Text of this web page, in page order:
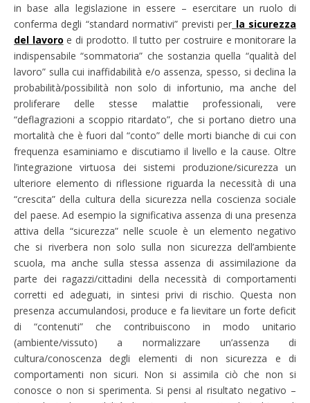
in base alla legislazione in essere – esercitare un ruolo di
conferma degli “standard normativi” previsti per la sicurezza
del lavoro e di prodotto. Il tutto per costruire e monitorare la
indispensabile “sommatoria” che sostanzia quella “qualità del
lavoro” sulla cui inaffidabilità e/o assenza, spesso, si declina la
probabilità/possibilità non solo di infortunio, ma anche del
proliferare delle stesse malattie professionali, vere
“deflagrazioni a scoppio ritardato”, che si portano dietro una
mortalità che è fuori dal “conto” delle morti bianche di cui con
frequenza esaminiamo e discutiamo il livello e la cause. Oltre
l’integrazione virtuosa dei sistemi produzione/sicurezza un
ulteriore elemento di riflessione riguarda la necessità di una
“crescita” della cultura della sicurezza nella coscienza sociale
del paese. Ad esempio la significativa assenza di una presenza
attiva della “sicurezza” nelle scuole è un elemento negativo
che si riverbera non solo sulla non sicurezza dell’ambiente
scuola, ma anche sulla stessa assenza di assimilazione da
parte dei ragazzi/cittadini della necessità di comportamenti
corretti ed adeguati, in sintesi privi di rischio. Questa non
presenza accumulandosi, produce e fa lievitare un forte deficit
di “contenuti” che contribuiscono in modo unitario
(ambiente/vissuto) a normalizzare un’assenza di
cultura/conoscenza degli elementi di non sicurezza e di
comportamenti non sicuri. Non si assimila ciò che non si
conosce o non si sperimenta. Si pensi al risultato negativo –